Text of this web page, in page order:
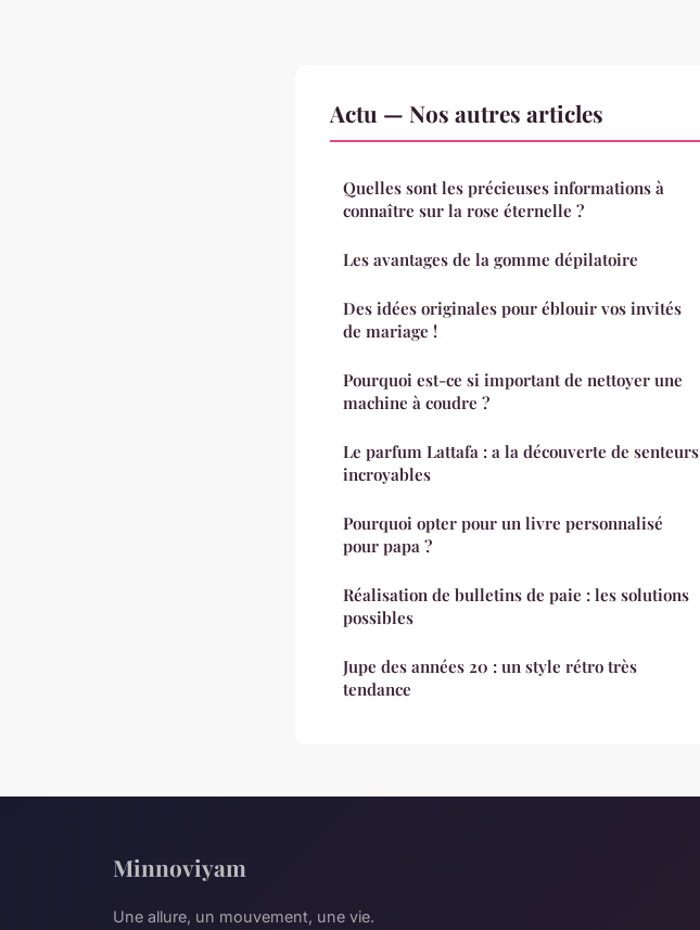
Actu — Nos autres articles
Quelles sont les précieuses informations à
connaître sur la rose éternelle ?
Les avantages de la gomme dépilatoire
Des idées originales pour éblouir vos invités
de mariage !
Pourquoi est-ce si important de nettoyer une
machine à coudre ?
Le parfum Lattafa : a la découverte de senteurs
incroyables
Pourquoi opter pour un livre personnalisé
pour papa ?
Réalisation de bulletins de paie : les solutions
possibles
Jupe des années 20 : un style rétro très
tendance
Minnoviyam
Une allure, un mouvement, une vie.